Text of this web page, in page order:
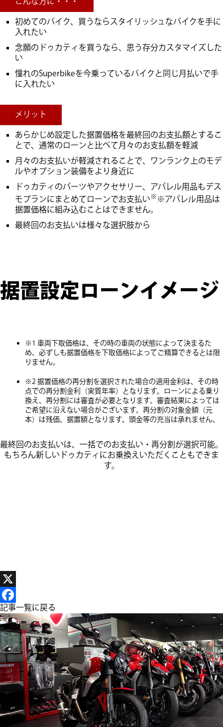
初めてのバイク、買うならスタイリッシュなバイクを手に
入れたい
念願のドゥカティを買うなら、思う存分カスタマイズした
い
憧れのSuperbikeを今乗っているバイクと同じ月払いで手
に入れたい
メリット
あらかじめ設定した据置価格を最終回のお支払額とするこ
とで、通常のローンと比べて月々のお支払額を軽減
月々のお支払いが軽減されることで、ワンランク上のモデ
ルやオプション装備をより身近に
ドゥカティのパーツやアクセサリー、アパレル用品もデス
モプランにまとめてローンでお支払い※※アパレル用品は
据置価格に組み込むことはできません。
最終回のお支払いは様々な選択肢から
据置設定ローンイメージ
※1 車両下取価格は、その時の車両の状態によって決まるた
め、必ずしも据置価格を下取価格によってご精算できるとは限
りません。
※2 据置価格の再分割を選択された場合の適用金利は、その時
点での再分割金利（実質年率）となります。ローンによる乗り
換え、再分割には審査が必要となります。審査結果によっては
ご希望に沿えない場合がございます。再分割の対象金額（元
本）は残価、据置額となります。頭金等の充当は承れません。
最終回のお支払いは、一括でのお支払い・再分割が選択可能。
もちろん新しいドゥカティにお乗換えいただくこともできま
す。
X
Facebook
記事一覧に戻る